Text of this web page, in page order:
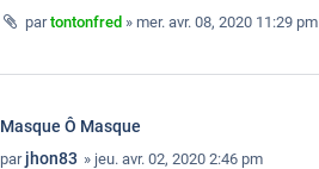
partontonfred » mer. avr. 08, 2020 11:29 pm
Masque Ô Masque
par jhon83 » jeu. avr. 02, 2020 2:46 pm